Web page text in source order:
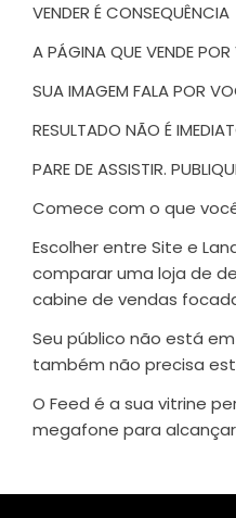
VENDER É CONSEQUÊNCIA
A PÁGINA QUE VENDE
SUA IMAGEM FALA POR
RESULTADO NÃO É
PARE DE ASSISTIR.
Comece com o que
Escolher entre Site e
comparar uma loja de
cabine de vendas
Seu público não está
também não precisa
O Feed é a sua vitrine
megafone para